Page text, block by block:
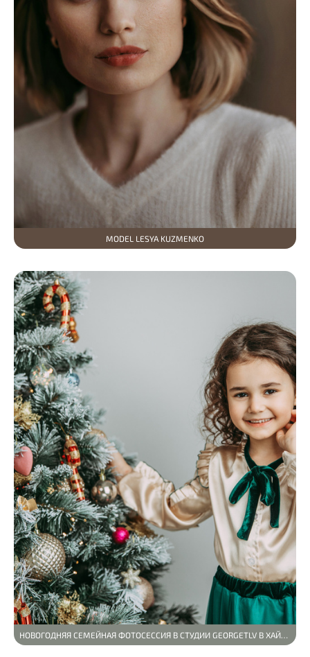
MODEL LESYA KUZMENKO
НОВОГОДНЯЯ СЕМЕЙНАЯ ФОТОСЕССИЯ В СТУДИИ GEORGETLV В ХАЙФЕ